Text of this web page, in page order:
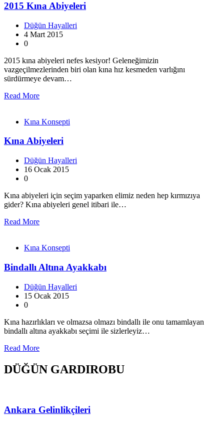
2015 Kına Abiyeleri
Düğün Hayalleri
4 Mart 2015
0
2015 kına abiyeleri nefes kesiyor! Geleneğimizin
vazgeçilmezlerinden biri olan kına hız kesmeden varlığını
sürdürmeye devam…
Read More
Kına Konsepti
Kına Abiyeleri
Düğün Hayalleri
16 Ocak 2015
0
Kına abiyeleri için seçim yaparken elimiz neden hep kırmızıya
gider? Kına abiyeleri genel itibari ile…
Read More
Kına Konsepti
Bindallı Altına Ayakkabı
Düğün Hayalleri
15 Ocak 2015
0
Kına hazırlıkları ve olmazsa olmazı bindallı ile onu tamamlayan
bindallı altına ayakkabı seçimi ile sizlerleyiz…
Read More
DÜĞÜN GARDIROBU
Ankara Gelinlikçileri